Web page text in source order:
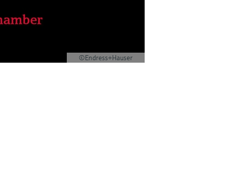
©Endress+Hauser